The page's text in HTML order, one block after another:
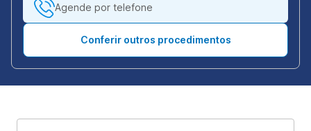
Agende por telefone
Conferir outros procedimentos